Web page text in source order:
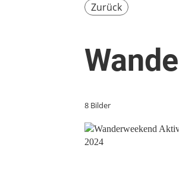
Zurück
8 Bilder